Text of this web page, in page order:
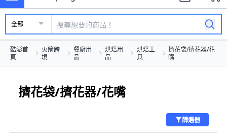
全部
酷澎首
頁
火箭跨
境
餐廚用
品
烘焙用
品
烘焙工
具
擠花袋/擠花器/花
嘴
擠花袋/擠花器/花嘴
篩選器